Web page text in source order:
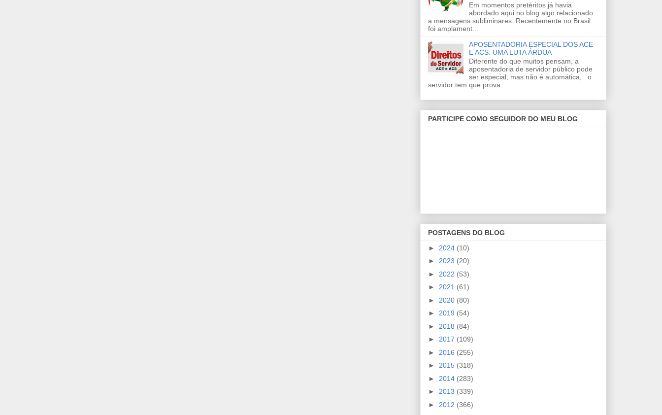
Em momentos pretéritos já havia
abordado aqui no blog algo relacionado
a mensagens subliminares. Recentemente no Brasil
foi amplament...
APOSENTADORIA ESPECIAL DOS ACE
E ACS. UMA LUTA ÁRDUA
Diferente do que muitos pensam, a
aposentadoria de servidor público pode
ser especial, mas não é automática, o
servidor tem que prova...
PARTICIPE COMO SEGUIDOR DO MEU BLOG
POSTAGENS DO BLOG
► 2024 (10)
► 2023 (20)
► 2022 (53)
► 2021 (61)
► 2020 (80)
► 2019 (54)
► 2018 (84)
► 2017 (109)
► 2016 (255)
► 2015 (318)
► 2014 (283)
► 2013 (339)
► 2012 (366)